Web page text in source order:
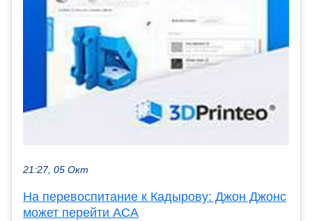
21:27, 05 Окт
На перевоспитание к Кадырову: Джон Джонс
может перейти ACA